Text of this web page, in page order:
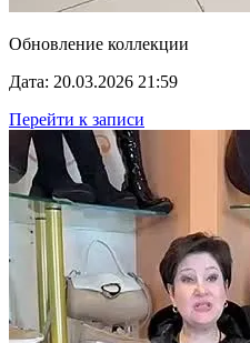
Обновление коллекции
Дата: 20.03.2026 21:59
Перейти к записи